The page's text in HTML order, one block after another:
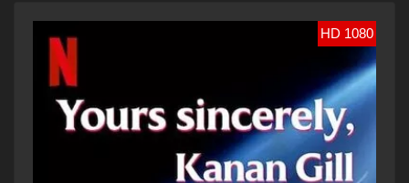
HD 1080